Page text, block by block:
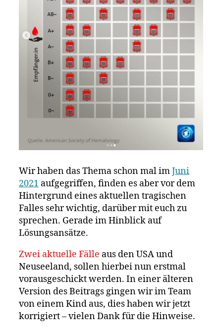
Wir haben das Thema schon mal imJuni
2021 aufgegriffen, finden es aber vor dem
Hintergrund eines aktuellen tragischen
Falles sehr wichtig, darüber mit euch zu
sprechen. Gerade im Hinblick auf
Lösungsansätze.
Zwei aktuelle Fälle aus den USA und
Neuseeland, sollen hierbei nun erstmal
vorausgeschickt werden. In einer älteren
Version des Beitrags gingen wir im Team
von einem Kind aus, dies haben wir jetzt
korrigiert – vielen Dank für die Hinweise.